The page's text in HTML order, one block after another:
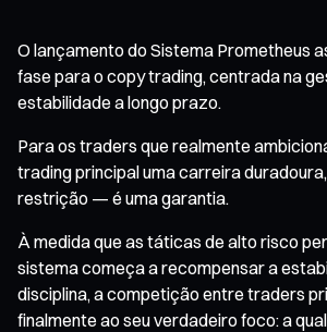
O lançamento do Sistema Prometheus
fase para o copy trading, centrada na
estabilidade a longo prazo.
Para os traders que realmente
trading principal uma carreira
restrição — é uma garantia.
À medida que as táticas de alto risco
sistema começa a recompensar a
disciplina, a competição entre traders
finalmente ao seu verdadeiro foco: a